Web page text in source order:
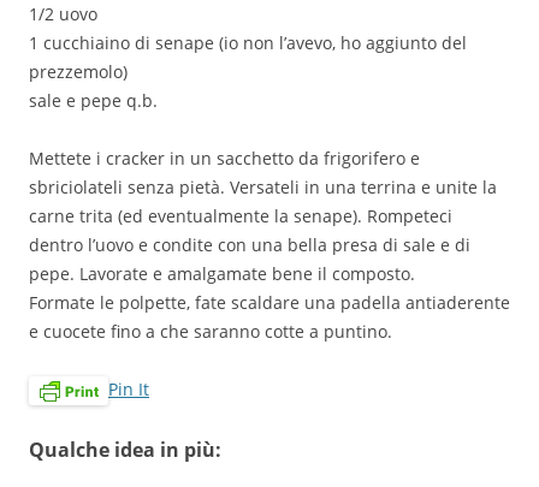
1/2 uovo
1 cucchiaino di senape (io non l’avevo, ho aggiunto del
prezzemolo)
sale e pepe q.b.
Mettete i cracker in un sacchetto da frigorifero e
sbriciolateli senza pietà. Versateli in una terrina e unite la
carne trita (ed eventualmente la senape). Rompeteci
dentro l’uovo e condite con una bella presa di sale e di
pepe. Lavorate e amalgamate bene il composto.
Formate le polpette, fate scaldare una padella antiaderente
e cuocete fino a che saranno cotte a puntino.
Pin It
Qualche idea in più: